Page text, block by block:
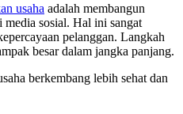
usaha adalah membangun
sosial. Hal ini sangat
pelanggan. Langkah
besar dalam jangka panjang.
berkembang lebih sehat dan